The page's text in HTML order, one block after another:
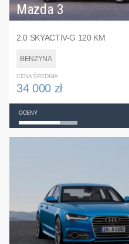
Mazda 3
2.0 SKYACTIV-G 120 KM
BENZYNA
CENA ŚREDNIA
34 000 zł
OCENY